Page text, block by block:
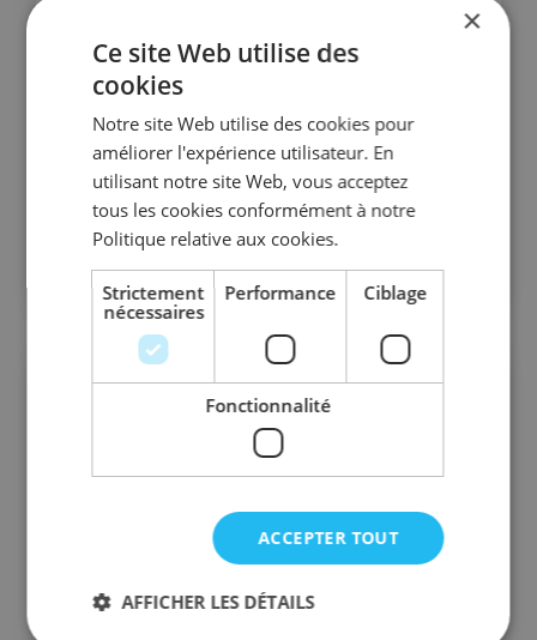
×
Ce site Web utilise des
cookies
Notre site Web utilise des cookies pour
améliorer l'expérience utilisateur. En
utilisant notre site Web, vous acceptez
tous les cookies conformément à notre
Politique relative aux cookies.
Strictement
nécessaires
Performance Ciblage
Fonctionnalité
ACCEPTER TOUT
AFFICHER LES DÉTAILS